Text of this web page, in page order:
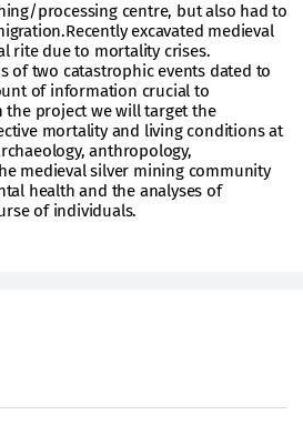
processing centre, but also had to
excavated medieval
rite due to mortality crises.
of two catastrophic events dated to
of information crucial to
the project we will target the
mortality and living conditions at
anthropology,
medieval silver mining community
health and the analyses of
of individuals.